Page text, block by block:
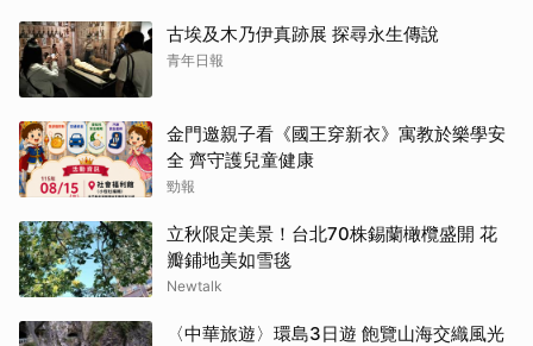
古埃及木乃伊真跡展 探尋永生傳說
青年日報
金門邀親子看《國王穿新衣》寓教於樂學安
全 齊守護兒童健康
勁報
立秋限定美景！台北70株錫蘭橄欖盛開 花
瓣鋪地美如雪毯
Newtalk
〈中華旅遊〉環島3日遊 飽覽山海交織風光